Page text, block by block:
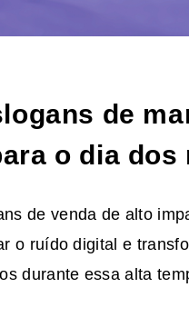
de
o dia dos
de venda de alto
o ruído digital e
durante essa alta